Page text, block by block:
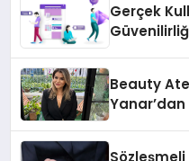
Gerçek
Beauty